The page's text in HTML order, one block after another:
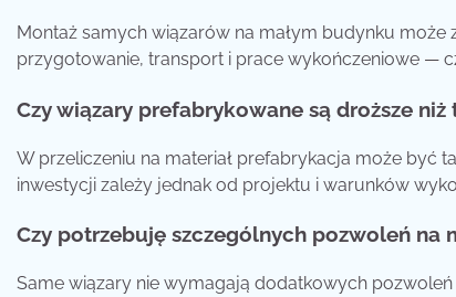
Montaż samych wiązarów na małym budynku
przygotowanie, transport i prace wykończeniowe —
Czy wiązary prefabrykowane są droższe
W przeliczeniu na materiał prefabrykacja może być
inwestycji zależy jednak od projektu i warunków
Czy potrzebuję szczególnych pozwoleń na
Same wiązary nie wymagają dodatkowych